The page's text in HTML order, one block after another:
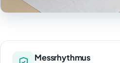
Messrhythmus